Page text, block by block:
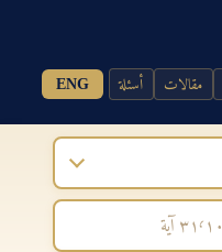
مقالات أسئلة ENG